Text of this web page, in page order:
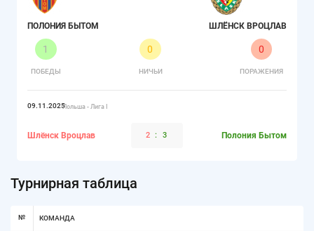
ПОЛОНИЯ БЫТОМ
1
ПОБЕДЫ
0
НИЧЬИ
0
ПОРАЖЕНИЯ
ШЛЁНСК ВРОЦЛАВ
09.11.2025Польша - Лига I
Шлёнск Вроцлав 2 : 3 Полония Бытом
Турнирная таблица
№ КОМАНДА